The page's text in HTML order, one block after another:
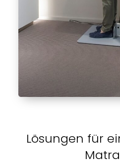
Lösungen für